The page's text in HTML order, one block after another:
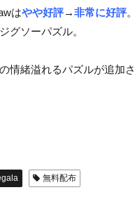
はやや好評→非常に好評
グソーパズル。
情緒溢れるパズルが追加
無料配布